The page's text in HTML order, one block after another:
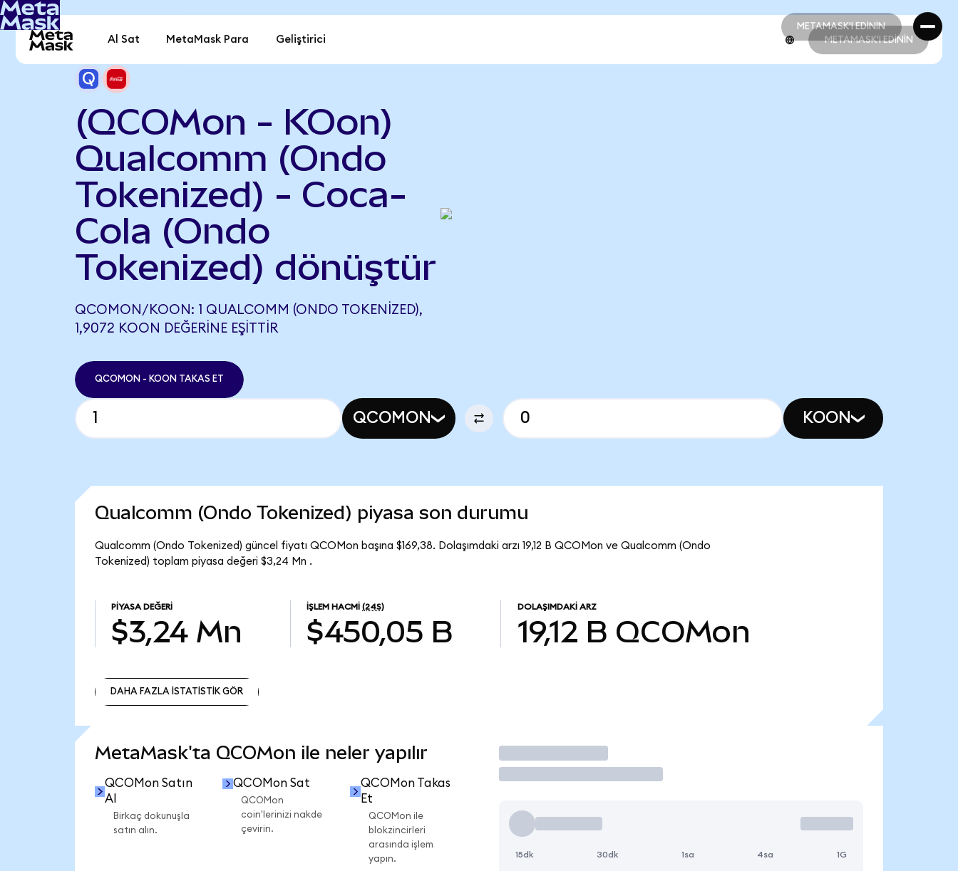
METAMASK'I EDİNİN
METAMASK'I EDİNİN
Al Sat MetaMask Para Geliştirici METAMASK'I EDİNİN
(QCOMon - KOon)
Qualcomm (Ondo
Tokenized) - Coca-
Cola (Ondo
Tokenized) dönüştür
QCOMON/KOON: 1 QUALCOMM (ONDO TOKENIZED),
1,9072 KOON DEĞERINE EŞITTIR
QCOMON - KOON TAKAS ET
QCOMON KOON
Qualcomm (Ondo Tokenized) piyasa son durumu
Qualcomm (Ondo Tokenized) güncel fiyatı QCOMon başına $169,38. Dolaşımdaki arzı 19,12 B QCOMon ve Qualcomm (Ondo
Tokenized) toplam piyasa değeri $3,24 Mn .
PIYASA DEĞERI
$3,24 Mn
İŞLEM HACMI (24S)
$450,05 B
DOLAŞIMDAKI ARZ
19,12 B QCOMon
DAHA FAZLA İSTATİSTİK GÖR
MetaMask'ta QCOMon ile neler yapılır
QCOMon Satın
Al
Birkaç dokunuşla
satın alın.
QCOMon Sat
QCOMon
coin'lerinizi nakde
çevirin.
QCOMon Takas
Et
QCOMon ile
blokzincirleri
arasında işlem
yapın.
İşlem Yap
15dk 30dk 1sa 4sa 1G